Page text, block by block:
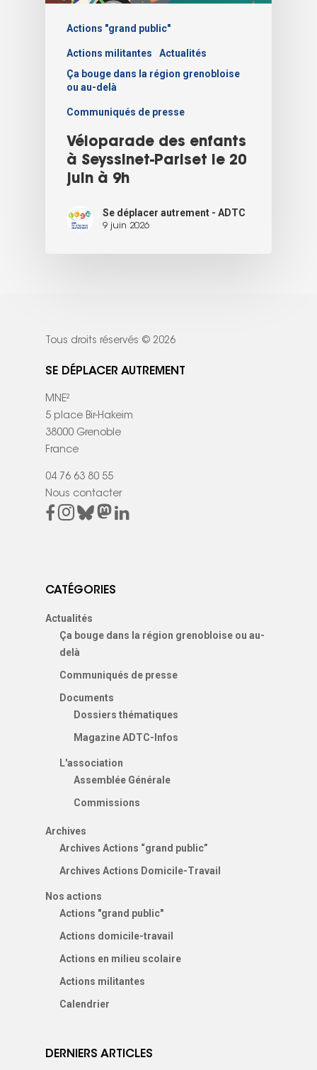
Actions "grand public"
Actions militantes
Actualités
Ça bouge dans la région grenobloise
ou au-delà
Communiqués de presse
Véloparade des enfants
à Seyssinet-Pariset le 20
juin à 9h
Se déplacer autrement - ADTC
9 juin 2026
Tous droits réservés © 2026
SE DÉPLACER AUTREMENT
MNE²
5 place Bir-Hakeim
38000 Grenoble
France
04 76 63 80 55
Nous contacter
CATÉGORIES
Actualités
Ça bouge dans la région grenobloise ou au-
delà
Communiqués de presse
Documents
Dossiers thématiques
Magazine ADTC-Infos
L'association
Assemblée Générale
Commissions
Archives
Archives Actions “grand public”
Archives Actions Domicile-Travail
Nos actions
Actions "grand public"
Actions domicile-travail
Actions en milieu scolaire
Actions militantes
Calendrier
DERNIERS ARTICLES